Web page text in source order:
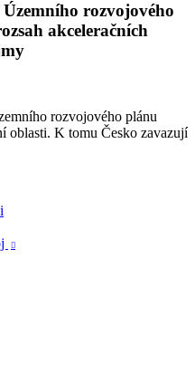
rozvojového
akceleračních
rozvojového plánu
oblasti. K tomu Česko zavazují
